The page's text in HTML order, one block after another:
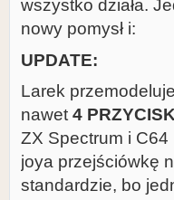
wszystko działa.
nowy pomysł i:
UPDATE:
Larek
nawet 4
ZX Spectrum i
joya przejściówkę
standardzie, bo